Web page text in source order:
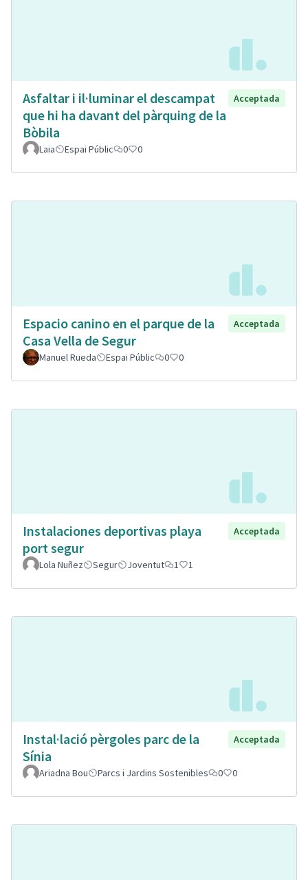
Asfaltar i il·luminar el descampat
que hi ha davant del pàrquing de la
Bòbila
Acceptada
Laia Espai Públic 0 0
Espacio canino en el parque de la
Casa Vella de Segur
Acceptada
Manuel Rueda Espai Públic 0 0
Instalaciones deportivas playa
port segur
Acceptada
Lola Nuñez Segur Joventut 1 1
Instal·lació pèrgoles parc de la
Sínia
Acceptada
Ariadna Bou Parcs i Jardins Sostenibles 0 0